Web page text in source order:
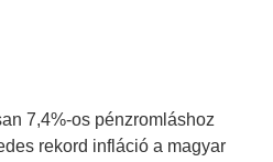
7,4%-os pénzromláshoz
rekord infláció a magyar